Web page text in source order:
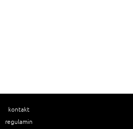
kontakt
regulamin